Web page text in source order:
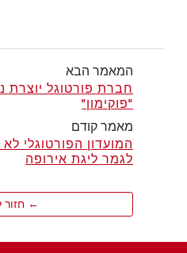
המאמר הבא
חברת פורטוגל יוצרת
"פוקימון"
מאמר קודם
המועדון הפורטוגלי
לגמר ליגת אירופה
← חזור